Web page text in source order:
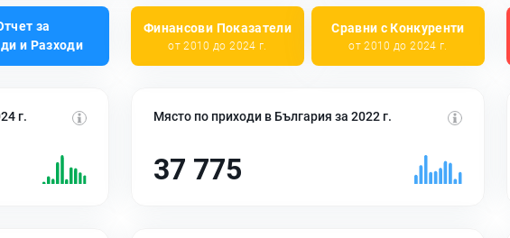
за
и Разходи
Финансови Показатели
от 2010 до 2024 г.
Сравни с Конкуренти
от 2010 до 2024 г.
г. Място по приходи в България за 2022 г.
37 775